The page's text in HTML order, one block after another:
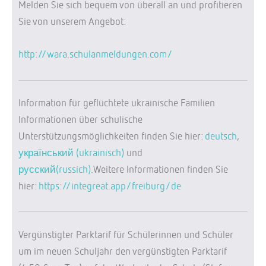
Melden Sie sich bequem von überall an und profitieren
Sie von unserem Angebot:
http://wara.schulanmeldungen.com/
Information für geflüchtete ukrainische Familien
Informationen über schulische
Unterstützungsmöglichkeiten finden Sie hier: deutsch,
український (ukrainisch) und
русский(russich).Weitere Informationen finden Sie
hier: https://integreat.app/freiburg/de
Vergünstigter Parktarif für Schülerinnen und Schüler
um im neuen Schuljahr den vergünstigten Parktarif